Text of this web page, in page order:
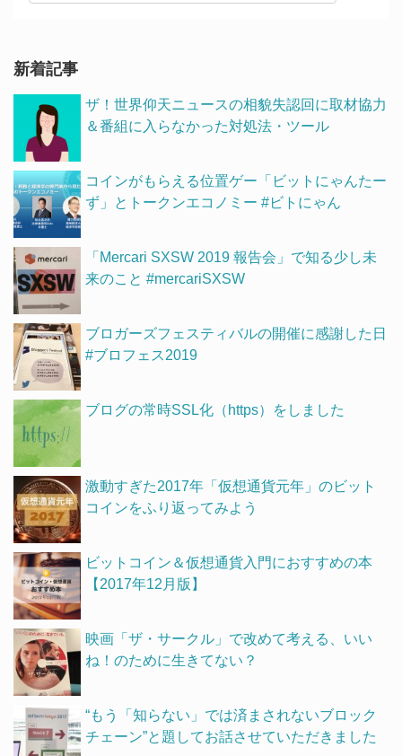
新着記事
ザ！世界仰天ニュースの相貌失認回に取材協力
＆番組に入らなかった対処法・ツール
コインがもらえる位置ゲー「ビットにゃんたー
ず」とトークンエコノミー #ビトにゃん
「Mercari SXSW 2019 報告会」で知る少し未
来のこと #mercariSXSW
ブロガーズフェスティバルの開催に感謝した日
#ブロフェス2019
ブログの常時SSL化（https）をしました
激動すぎた2017年「仮想通貨元年」のビット
コインをふり返ってみよう
ビットコイン＆仮想通貨入門におすすめの本
【2017年12月版】
映画「ザ・サークル」で改めて考える、いい
ね！のために生きてない？
“もう「知らない」では済まされないブロック
チェーン”と題してお話させていただきました